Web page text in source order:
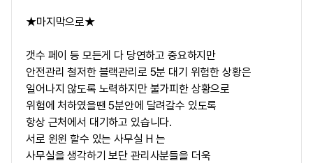
★마지막으로★
갯수 페이 등 모든게 다 당연하고 중요하지만
안전관리 철저한 블랙관리로 5분 대기 위험한 상황은
일어나지 않도록 노력하지만 불가피한 상황으로
위험에 처하였을땐 5분안에 달려갈수 있도록
항상 근처에서 대기하고 있습니다.
서로 윈윈 할수 있는 사무실 H 는
사무실을 생각하기 보단 관리사분들을 더욱